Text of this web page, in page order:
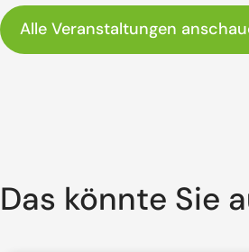
Alle Veranstaltungen
Das könnte Sie